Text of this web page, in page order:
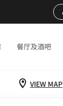
餐厅及酒吧
VIEW MAP